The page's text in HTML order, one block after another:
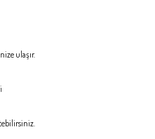
ulaşır.